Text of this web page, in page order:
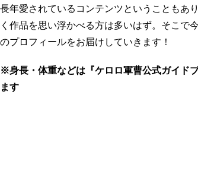
長年愛されているコンテンツということもあ
く作品を思い浮かべる方は多いはず。そこで
のプロフィールをお届けしていきます！
※身長・体重などは『ケロロ軍曹公式ガイド
ます